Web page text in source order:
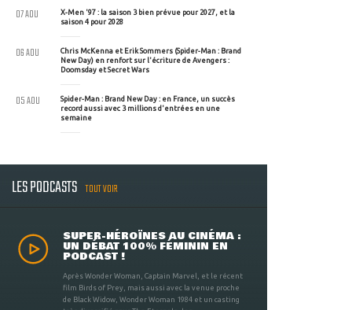
X-Men '97 : la saison 3 bien prévue pour 2027, et la
saison 4 pour 2028
07 AOU
Chris McKenna et Erik Sommers (Spider-Man : Brand
New Day) en renfort sur l'écriture de Avengers :
Doomsday et Secret Wars
06 AOU
Spider-Man : Brand New Day : en France, un succès
record aussi avec 3 millions d'entrées en une
semaine
05 AOU
LES PODCASTS TOUT VOIR
SUPER-HÉROÏNES AU CINÉMA :
UN DÉBAT 100% FÉMININ EN
PODCAST !
Après Wonder Woman, Captain Marvel, et le récent
film Birds of Prey, mais aussi avec la venue proche
de Black Widow, Wonder Woman 1984 et un casting